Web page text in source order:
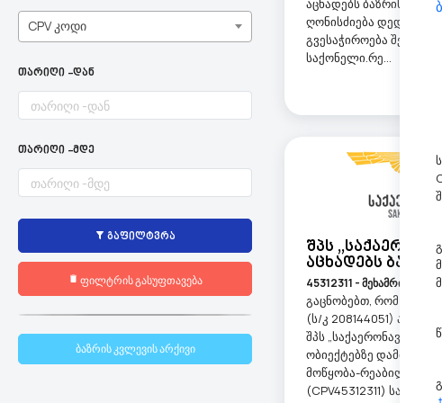
CPV კოდი
თარიღი -დან
თარიღი -მდე
გაფილტვრა
ფილტრის გასუფთავება
ბაზრის კვლევის არქივი
აცხადებს ბაზრის
ღონისძიება
გვესაჭიროება
საქონელი.რე...
Შპს
Აცხადებს
45312311 - მეხამრიდების
გაცნობებთ, რომ შპს
(ს/კ 208144051)
შპს
ობიექტებზე დამიწების
მოწყობა-
(CPV45312311)